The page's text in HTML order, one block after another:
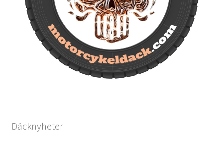
Däcknyheter